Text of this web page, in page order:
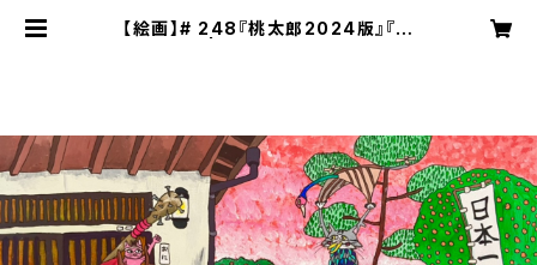
【絵画】# 248『桃太郎2024版』『原